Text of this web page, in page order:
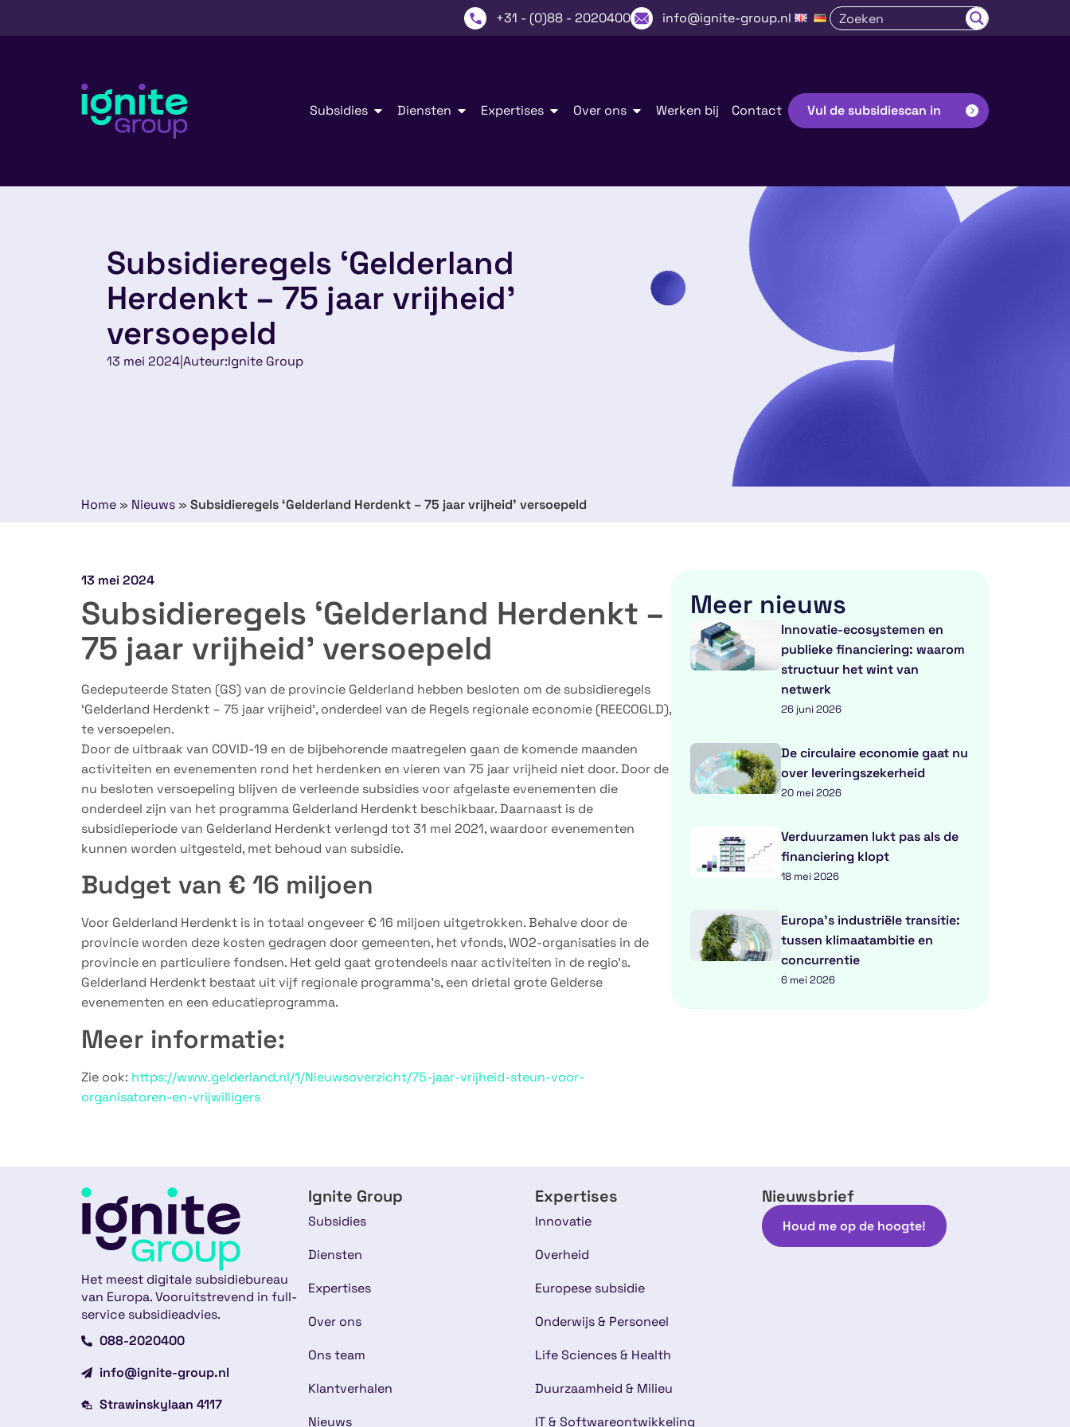
+31 - (0)88 - 2020400 info@ignite-group.nl
Subsidies Diensten Expertises Over ons Werken bij Contact Vul de subsidiescan in
Subsidieregels ‘Gelderland
Herdenkt – 75 jaar vrijheid’
versoepeld
13 mei 2024|Auteur:Ignite Group
Home » Nieuws » Subsidieregels ‘Gelderland Herdenkt – 75 jaar vrijheid’ versoepeld
13 mei 2024
Subsidieregels ‘Gelderland Herdenkt –
75 jaar vrijheid’ versoepeld
Gedeputeerde Staten (GS) van de provincie Gelderland hebben besloten om de subsidieregels
‘Gelderland Herdenkt – 75 jaar vrijheid’, onderdeel van de Regels regionale economie (REECOGLD),
te versoepelen.
Door de uitbraak van COVID-19 en de bijbehorende maatregelen gaan de komende maanden
activiteiten en evenementen rond het herdenken en vieren van 75 jaar vrijheid niet door. Door de
nu besloten versoepeling blijven de verleende subsidies voor afgelaste evenementen die
onderdeel zijn van het programma Gelderland Herdenkt beschikbaar. Daarnaast is de
subsidieperiode van Gelderland Herdenkt verlengd tot 31 mei 2021, waardoor evenementen
kunnen worden uitgesteld, met behoud van subsidie.
Budget van € 16 miljoen
Voor Gelderland Herdenkt is in totaal ongeveer € 16 miljoen uitgetrokken. Behalve door de
provincie worden deze kosten gedragen door gemeenten, het vfonds, WO2-organisaties in de
provincie en particuliere fondsen. Het geld gaat grotendeels naar activiteiten in de regio’s.
Gelderland Herdenkt bestaat uit vijf regionale programma’s, een drietal grote Gelderse
evenementen en een educatieprogramma.
Meer informatie:
Zie ook: https://www.gelderland.nl/1/Nieuwsoverzicht/75-jaar-vrijheid-steun-voor-
organisatoren-en-vrijwilligers
Meer nieuws
Innovatie-ecosystemen en
publieke financiering: waarom
structuur het wint van
netwerk
26 juni 2026
De circulaire economie gaat nu
over leveringszekerheid
20 mei 2026
Verduurzamen lukt pas als de
financiering klopt
18 mei 2026
Europa’s industriële transitie:
tussen klimaatambitie en
concurrentie
6 mei 2026
Het meest digitale subsidiebureau
van Europa. Vooruitstrevend in full-
service subsidieadvies.
088-2020400
info@ignite-group.nl
Strawinskylaan 4117
Ignite Group
Subsidies
Diensten
Expertises
Over ons
Ons team
Klantverhalen
Nieuws
Expertises
Innovatie
Overheid
Europese subsidie
Onderwijs & Personeel
Life Sciences & Health
Duurzaamheid & Milieu
IT & Softwareontwikkeling
Nieuwsbrief
Houd me op de hoogte!